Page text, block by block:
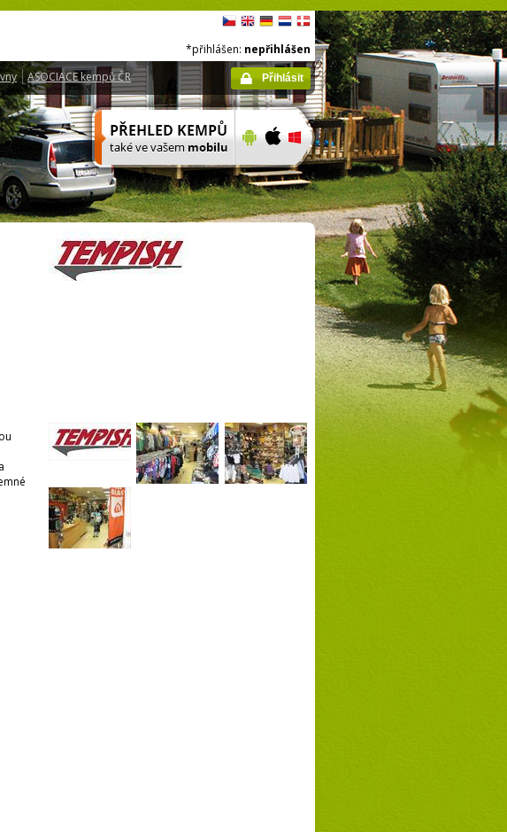
ASOCIACE kempů ČR
*přihlášen: nepřihlášen
Přihlásit